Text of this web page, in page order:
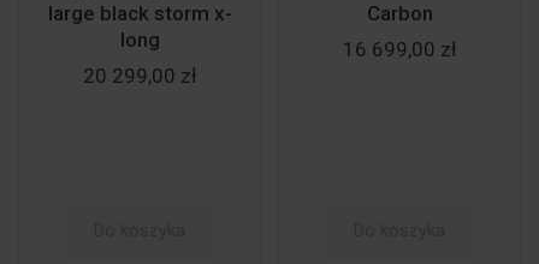
large black storm x-
long
20 299,00 zł
Carbon
16 699,00 zł